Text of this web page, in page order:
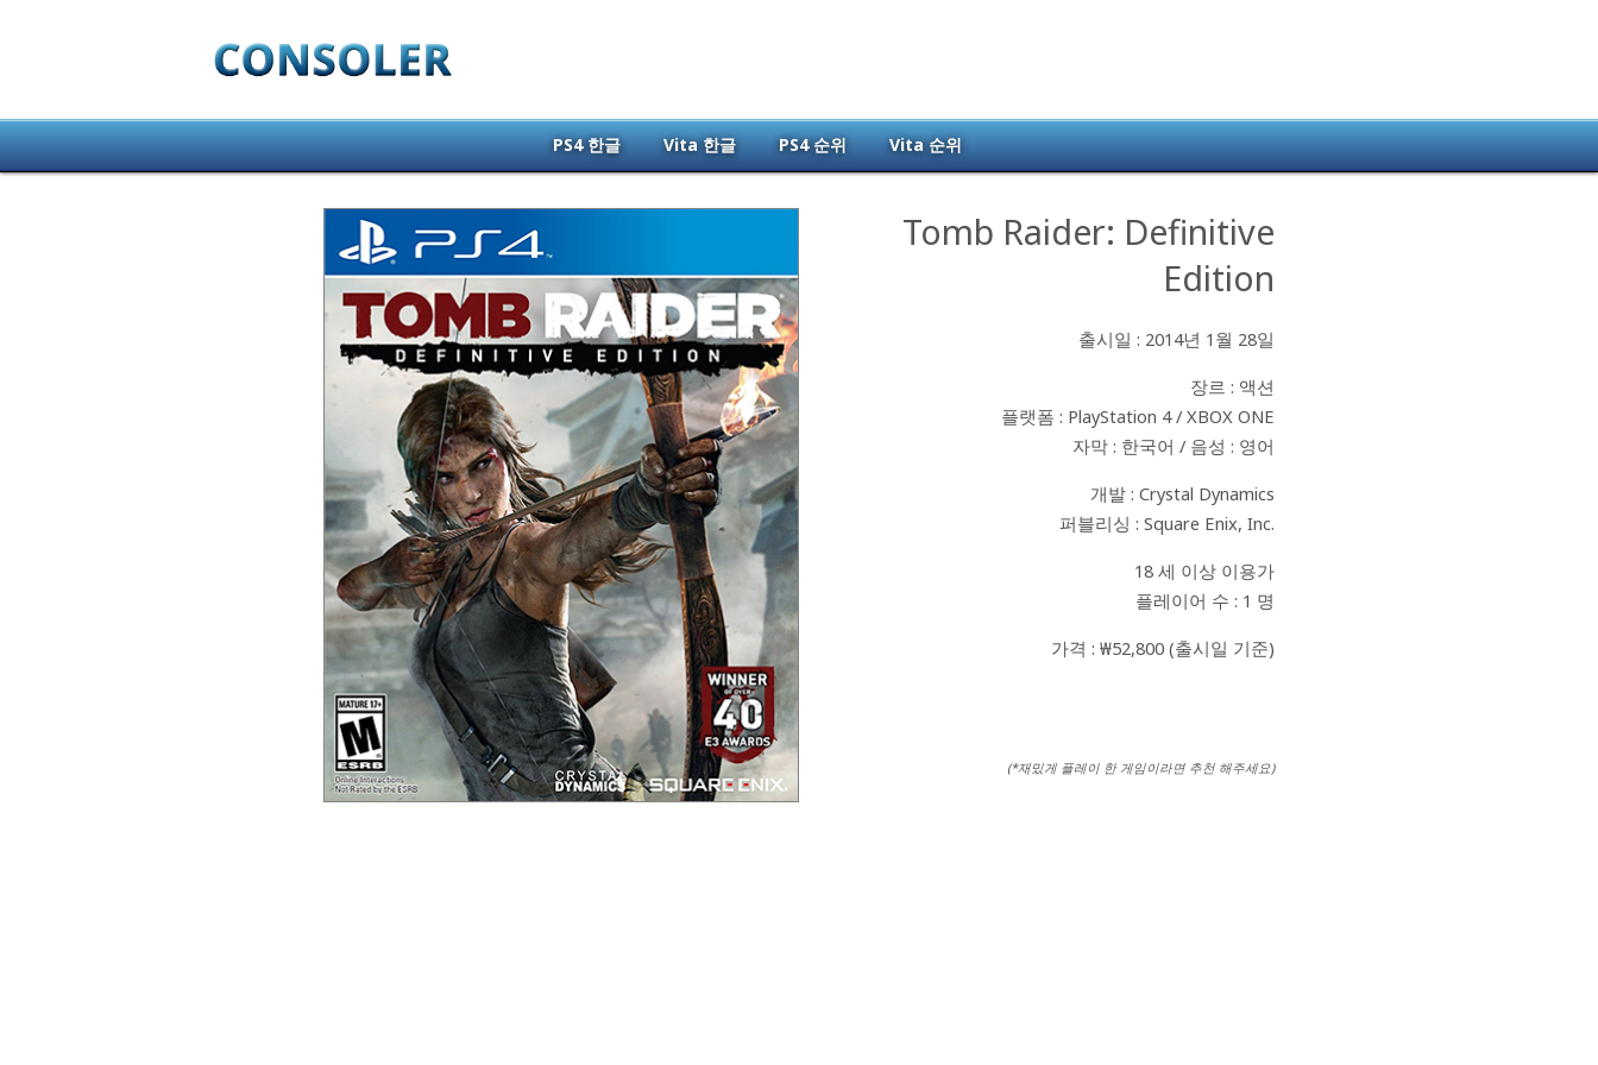
PS4 한글 Vita 한글 PS4 순위 Vita 순위
Tomb Raider: Definitive
Edition
출시일 : 2014년 1월 28일
장르 : 액션
플랫폼 : PlayStation 4 / XBOX ONE
자막 : 한국어 / 음성 : 영어
개발 : Crystal Dynamics
퍼블리싱 : Square Enix, Inc.
18 세 이상 이용가
플레이어 수 : 1 명
가격 : ₩52,800 (출시일 기준)
(*재밌게 플레이 한 게임이라면 추천 해주세요)